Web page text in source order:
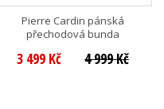
Pierre Cardin pánská
přechodová bunda
3 499 Kč 4 999 Kč